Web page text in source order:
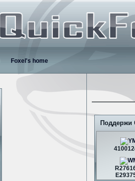
Foxel's home
Поддержи